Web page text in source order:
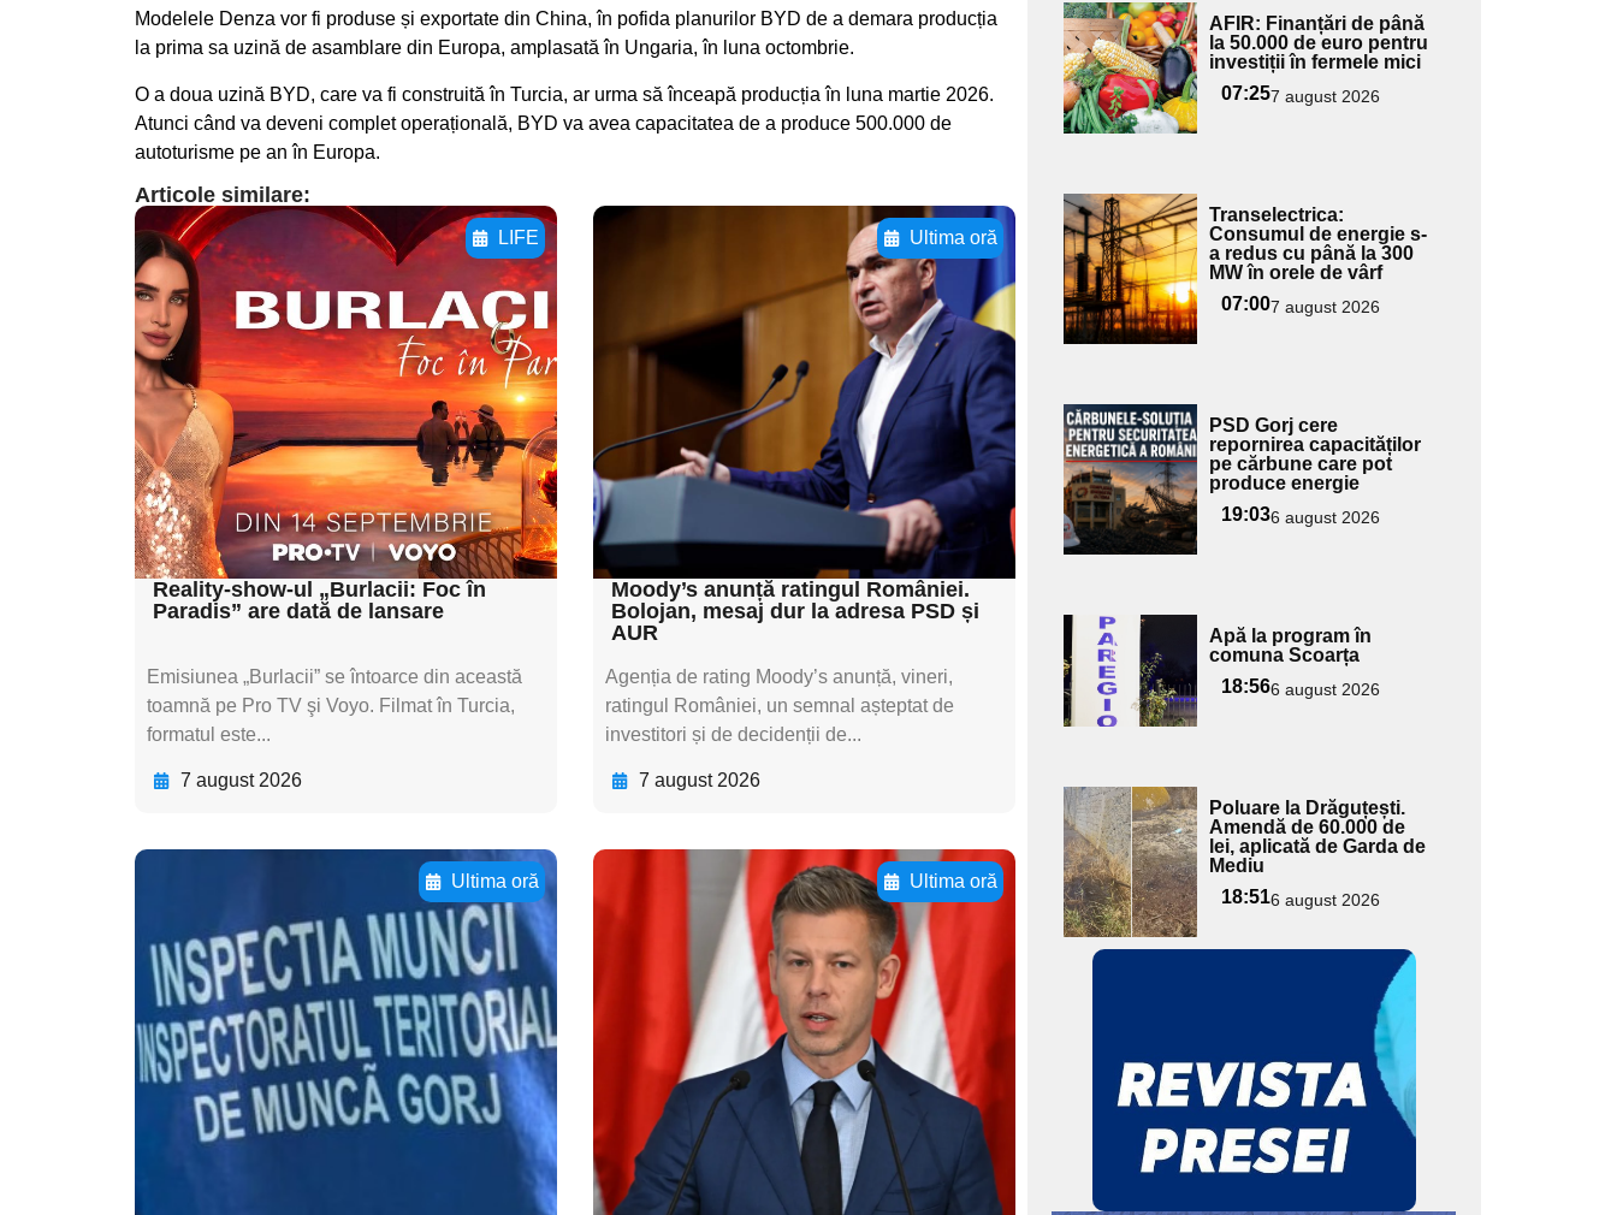
Modelele Denza vor fi produse și exportate din China, în pofida planurilor BYD de a demara producția
la prima sa uzină de asamblare din Europa, amplasată în Ungaria, în luna octombrie.
O a doua uzină BYD, care va fi construită în Turcia, ar urma să înceapă producția în luna martie 2026.
Atunci când va deveni complet operațională, BYD va avea capacitatea de a produce 500.000 de
autoturisme pe an în Europa.
Articole similare:
LIFE
Adaugă aici textul
pentru
subtitluAdaugă aici
textul pentru
subtitluAdaugă aici
textul pentru
subtitluAdaugă aici
textul pentru subti
Reality-show-ul „Burlacii: Foc în
Paradis” are dată de lansare
Emisiunea „Burlacii” se întoarce din această
toamnă pe Pro TV şi Voyo. Filmat în Turcia,
formatul este...
7 august 2026
Ultima oră
Adaugă aici textul
pentru
subtitluAdaugă aici
textul pentru
subtitluAdaugă aici
textul pentru
subtitluAdaugă aici
textul pentru subti
Moody’s anunță ratingul României.
Bolojan, mesaj dur la adresa PSD și
AUR
Agenția de rating Moody’s anunță, vineri,
ratingul României, un semnal așteptat de
investitori și de decidenții de...
7 august 2026
Ultima oră
Adaugă aici textul
pentru
subtitluAdaugă aici
textul pentru
subtitluAdaugă aici
textul pentru
subtitluAdaugă aici
Ultima oră
Adaugă aici textul
pentru
subtitluAdaugă aici
textul pentru
subtitluAdaugă aici
textul pentru
subtitluAdaugă aici
textul pentru subti
Adaugă
aici textul
pentru
subtitlu
AFIR: Finanțări de până
la 50.000 de euro pentru
investiții în fermele mici
07:257 august 2026
Adaugă
aici textul
pentru
subtitlu
Transelectrica:
Consumul de energie s-
a redus cu până la 300
MW în orele de vârf
07:007 august 2026
Adaugă
aici textul
pentru
subtitlu
PSD Gorj cere
repornirea capacităților
pe cărbune care pot
produce energie
19:036 august 2026
Adaugă
aici textul
pentru
subtitlu
Apă la program în
comuna Scoarța
18:566 august 2026
Adaugă
aici textul
pentru
subtitlu
Poluare la Drăguțești.
Amendă de 60.000 de
lei, aplicată de Garda de
Mediu
18:516 august 2026